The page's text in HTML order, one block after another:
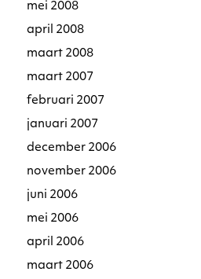
mei 2008
april 2008
maart 2008
maart 2007
februari 2007
januari 2007
december 2006
november 2006
juni 2006
mei 2006
april 2006
maart 2006